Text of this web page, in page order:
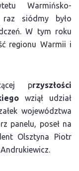
Warmińsko-
siódmy było
W tym roku
regionu Warmii i
przyszłości
wziął udział
województwa
panelu, poseł na
Olsztyna Piotr